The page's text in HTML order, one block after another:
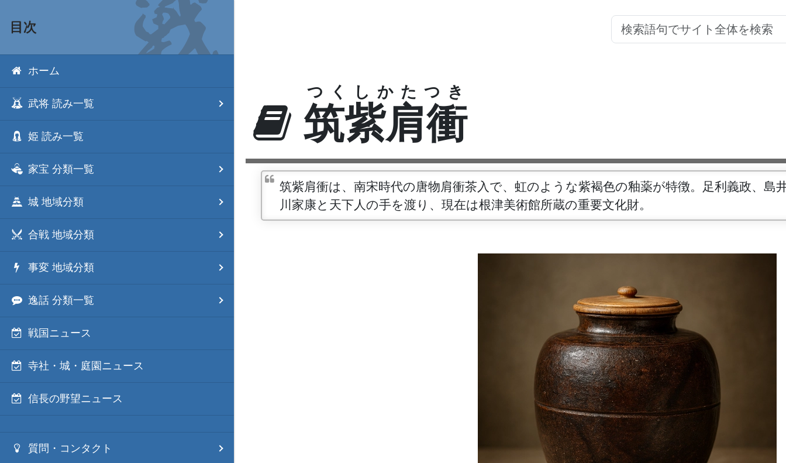
目次
ホーム
武将 読み一覧
姫 読み一覧
家宝 分類一覧
城 地域分類
合戦 地域分類
事変 地域分類
逸話 分類一覧
戦国ニュース
寺社・城・庭園ニュース
信長の野望ニュース
質問・コンタクト
筑紫肩衝
つくしかたつき
筑紫肩衝は、南宋時代の唐物肩衝茶入で、虹のような紫褐色の釉薬が特徴。足利義政、島
川家康と天下人の手を渡り、現在は根津美術館所蔵の重要文化財。